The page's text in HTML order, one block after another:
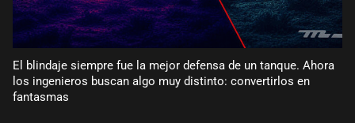
El blindaje siempre fue la mejor defensa de un tanque. Ahora
los ingenieros buscan algo muy distinto: convertirlos en
fantasmas